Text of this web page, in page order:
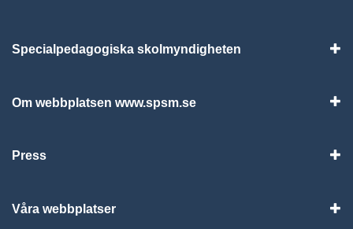
Specialpedagogiska skolmyndigheten
Om webbplatsen www.spsm.se
Press
Våra webbplatser